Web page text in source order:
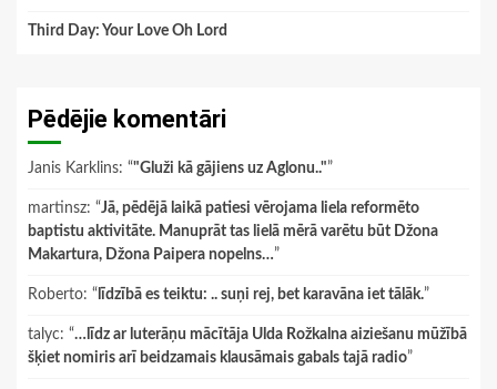
Third Day: Your Love Oh Lord
Pēdējie komentāri
Janis Karklins: “"Gluži kā gājiens uz Aglonu.."”
martinsz: “Jā, pēdējā laikā patiesi vērojama liela reformēto
baptistu aktivitāte. Manuprāt tas lielā mērā varētu būt Džona
Makartura, Džona Paipera nopelns…”
Roberto: “ līdzībā es teiktu: .. suņi rej, bet karavāna iet tālāk.”
talyc: “…līdz ar luterāņu mācītāja Ulda Rožkalna aiziešanu mūžībā
šķiet nomiris arī beidzamais klausāmais gabals tajā radio”